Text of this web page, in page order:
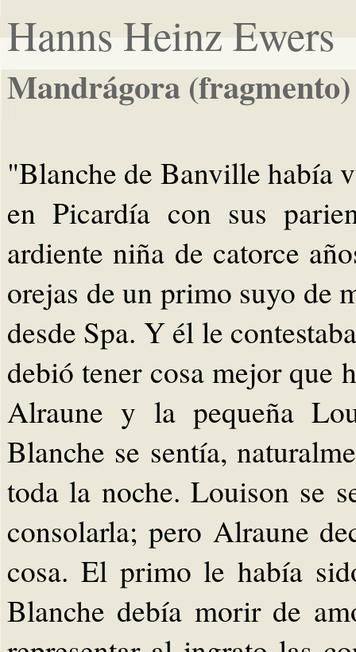
Hanns Heinz Ewers
Mandrágora (fragmento)
"Blanche de Banville había
en Picardía con sus
ardiente niña de catorce
orejas de un primo suyo de
desde Spa. Y él le
debió tener cosa mejor que
Alraune y la pequeña
Blanche se sentía,
toda la noche. Louison se
consolarla; pero Alraune
cosa. El primo le había
Blanche debía morir de